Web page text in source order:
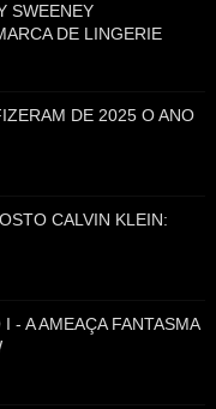
SWEENEY
DE LINGERIE
DE 2025 O ANO
CALVIN KLEIN:
- A AMEAÇA FANTASMA